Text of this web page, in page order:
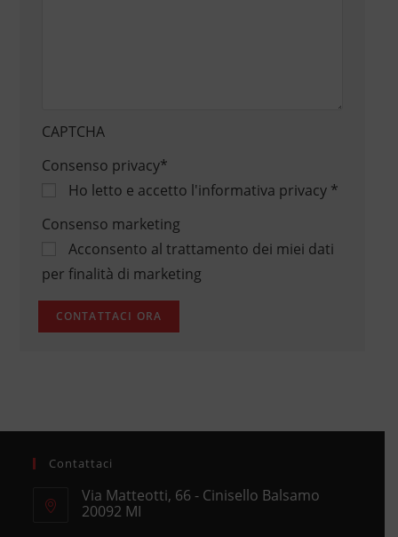
CAPTCHA
Consenso privacy*
Ho letto e accetto l'informativa privacy*
Consenso marketing
Acconsento al trattamento dei miei dati
per finalità di marketing
Contattaci
Via Matteotti, 66 - Cinisello Balsamo
20092 MI